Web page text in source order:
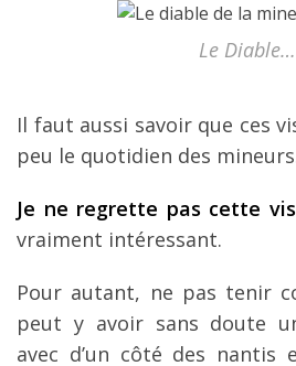
Le Diable…
Il faut aussi savoir que ces
peu le quotidien des
Je ne regrette pas cette
vraiment intéressant.
Pour autant, ne pas tenir
peut y avoir sans doute
avec d’un côté des nantis